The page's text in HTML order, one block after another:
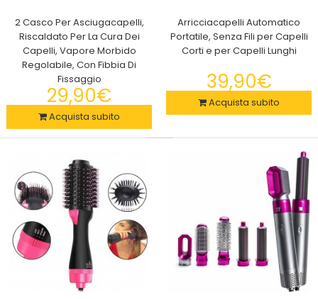
2 Casco Per Asciugacapelli, Riscaldato Per La Cura Dei Capelli,
Vapore Morbido Regolabile, Con Fibbia Di Fissaggio
29,90€
2 Casco Per Asciugacapelli, Riscaldato Per La Cura Dei Capelli,
Vapore Morbido Regolabile, Con Fibbi..
2 Casco Per Asciugacapelli,
Riscaldato Per La Cura Dei
Capelli, Vapore Morbido
Regolabile, Con Fibbia Di
Fissaggio
29,90€
Acquista subito
Arricciacapelli Automatico
Portatile, Senza Fili per Capelli
Corti e per Capelli Lunghi
39,90€
Acquista subito